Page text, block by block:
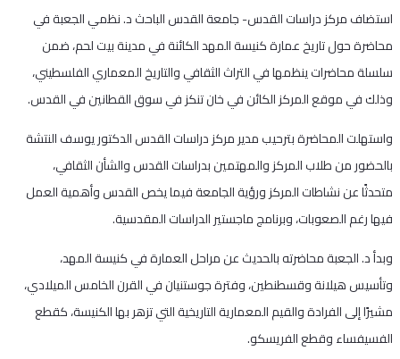
استضاف مركز دراسات القدس- جامعة القدس الباحث د. نظمي الجعبة في
محاضرة حول تاريخ عمارة كنيسة المهد الكائنة في مدينة بيت لحم، ضمن
سلسلة محاضرات ينظمها في التراث الثقافي والتاريخ المعماري الفلسطيني،
وذلك في موقع المركز الكائن في خان تنكز في سوق القطانين في القدس.
واستهلت المحاضرة بترحيب مدير مركز دراسات القدس الدكتور يوسف النتشة
بالحضور من طلاب المركز والمهتمين بدراسات القدس والشأن الثقافي،
متحدثًا عن نشاطات المركز ورؤية الجامعة فيما يخص القدس وأهمية العمل
فيها رغم الصعوبات، وبرنامج ماجستير الدراسات المقدسية.
وبدأ د. الجعبة محاضرته بالحديث عن مراحل العمارة في كنيسة المهد،
وتأسيس هيلانة وقسطنطين، وفترة جوستنيان في القرن الخامس الميلادي،
مشيرًا إلى الفرادة والقيم المعمارية التاريخية التي تزهر بها الكنيسة، كقطع
الفسيفساء وقطع الفريسكو.